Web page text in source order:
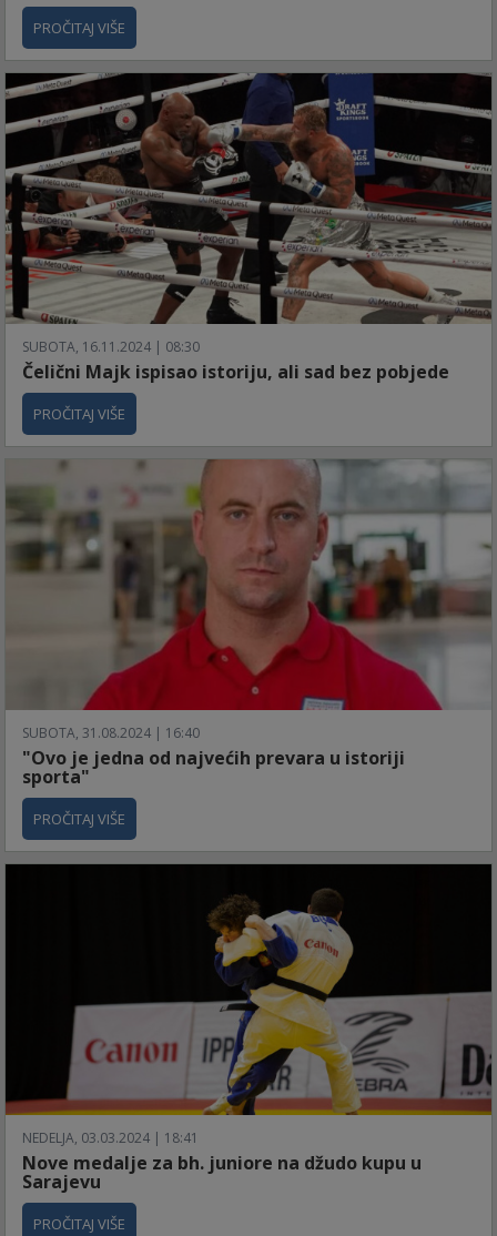
PROČITAJ VIŠE
SUBOTA, 16.11.2024 | 08:30
Čelični Majk ispisao istoriju, ali sad bez pobjede
PROČITAJ VIŠE
SUBOTA, 31.08.2024 | 16:40
"Ovo je jedna od najvećih prevara u istoriji
sporta"
PROČITAJ VIŠE
NEDELJA, 03.03.2024 | 18:41
Nove medalje za bh. juniore na džudo kupu u
Sarajevu
PROČITAJ VIŠE